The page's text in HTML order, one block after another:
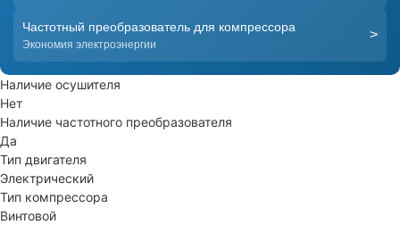
Частотный преобразователь для компрессора
Экономия электроэнергии
>
Наличие осушителя
Нет
Наличие частотного преобразователя
Да
Тип двигателя
Электрический
Тип компрессора
Винтовой